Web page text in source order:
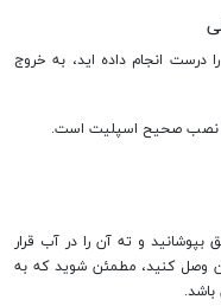
انجام داده اید، به خروج
نصب صحیح اسپلیت است.
بپوشانید و ته آن را در آب قرار
وصل کنید، مطمئن شوید که به